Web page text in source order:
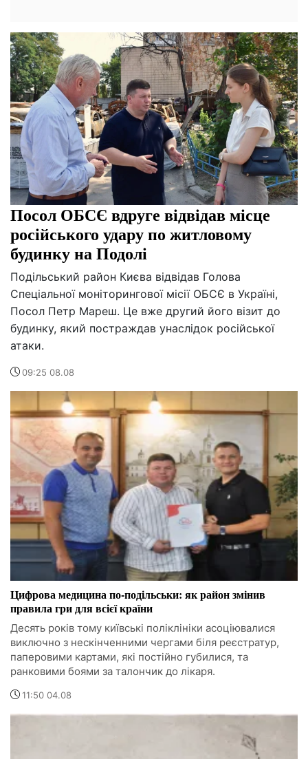
Посол ОБСЄ вдруге відвідав місце
російського удару по житловому
будинку на Подолі
Подільський район Києва відвідав Голова
Спеціальної моніторингової місії ОБСЄ в Україні,
Посол Петр Мареш. Це вже другий його візит до
будинку, який постраждав унаслідок російської
атаки.
09:25 08.08
Цифрова медицина по-подільськи: як район змінив
правила гри для всієї країни
Десять років тому київські поліклініки асоціювалися
виключно з нескінченними чергами біля реєстратур,
паперовими картами, які постійно губилися, та
ранковими боями за талончик до лікаря.
11:50 04.08